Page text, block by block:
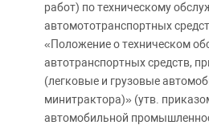
работ) по техническому
автомототранспортных
«Положение о техническом
автотранспортных средств,
(легковые и грузовые
минитрактора)» (утв.
автомобильной